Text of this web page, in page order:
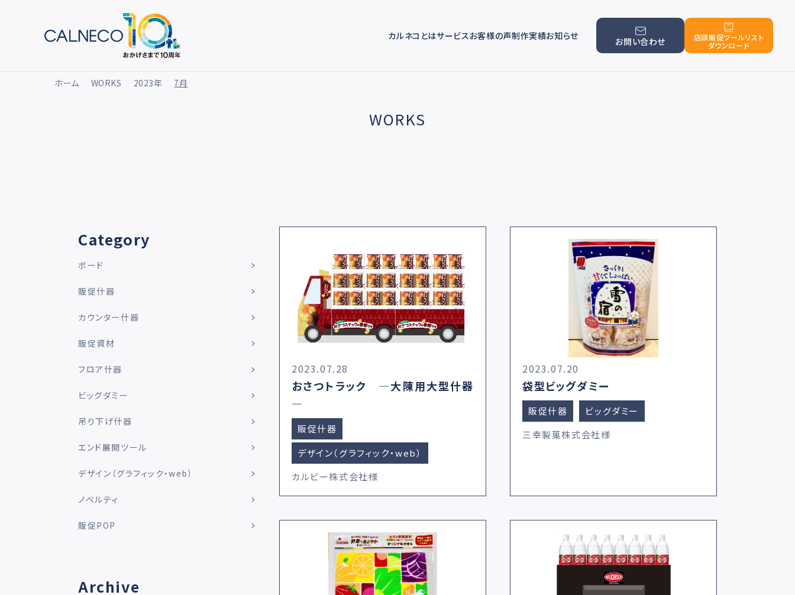
カルネコとはサービスお客様の声制作実績お知らせ
お問い合わせ
店頭販促ツールリスト
ダウンロード
ホーム WORKS 2023年 7月
WORKS
2023.07.28
おさつトラック ―大陳用大型什器
―
販促什器
デザイン（グラフィック・web）
カルビー株式会社様
2023.07.20
袋型ビッグダミー
販促什器
ビッグダミー
三幸製菓株式会社様
Category
ボード
販促什器
カウンター什器
販促資材
フロア什器
ビッグダミー
吊り下げ什器
エンド展開ツール
デザイン（グラフィック・web）
ノベルティ
販促POP
Archive